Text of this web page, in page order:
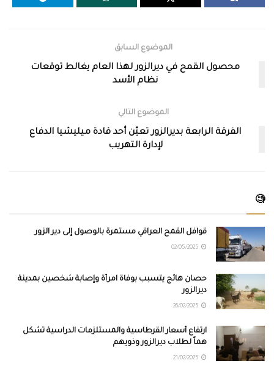
الموضوع السابق
محصول القمح في ديرالزور لهذا العام يغالط توقعات
نظام الأسد
الموضوع التالي
الفرقة الرابعة بديرالزور تعيّن أحد قادة ميليشيا الدفاع
لإدارة التهريب
🧐
قوافل القمح العراقي مستمرة بالوصول إلى دير الزور
حصان هائج يتسبب بوفاة امرأة وإصابة شخصين بمدينة
ديرالزور
ارتفاع أسعار القرطاسية والمستلزمات الدراسية تشكل
هماً لطلاب ديرالزور وذويهم